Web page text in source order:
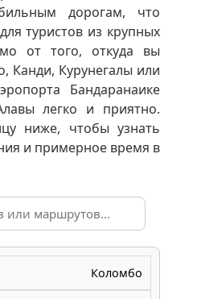
дорогам, что
туристов из крупных
от того, откуда вы
Канди, Курунегалы или
Бандаранаике
легко и приятно.
ниже, чтобы узнать
и примерное время в
Коломбо